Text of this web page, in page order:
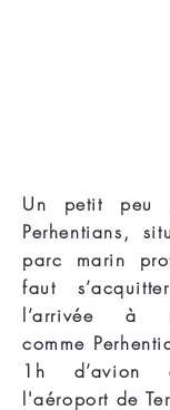
Un petit peu
Perhentians,
parc marin
faut
l’arrivée à
comme
1h d’avion
l'aéroport de